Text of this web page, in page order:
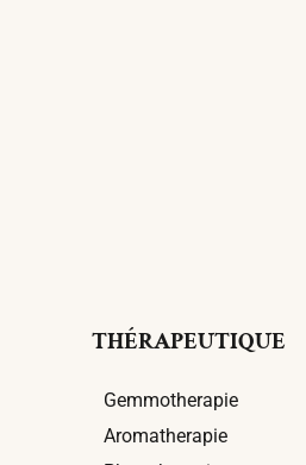
THÉRAPEUTIQUE
Gemmotherapie
Aromatherapie